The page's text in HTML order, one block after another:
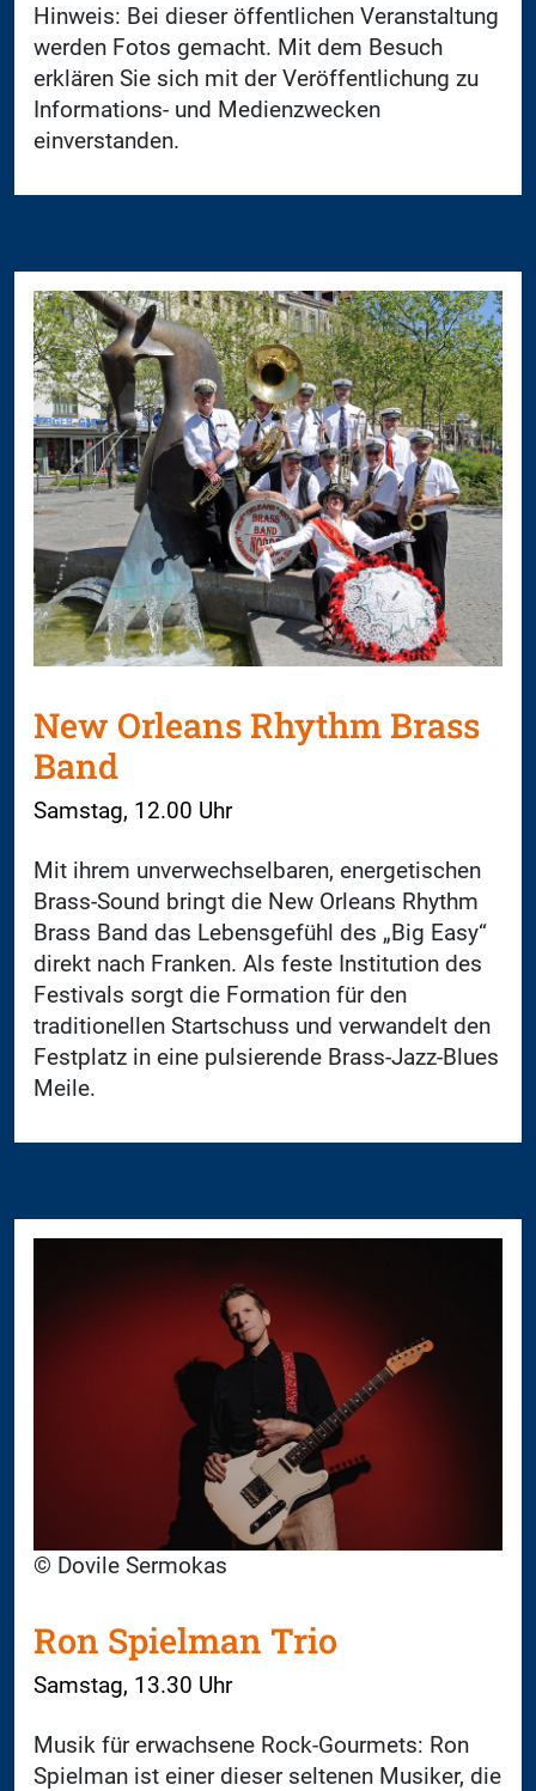
Hinweis: Bei dieser öffentlichen Veranstaltung
werden Fotos gemacht. Mit dem Besuch
erklären Sie sich mit der Veröffentlichung zu
Informations- und Medienzwecken
einverstanden.
New Orleans Rhythm Brass
Band
Samstag, 12.00 Uhr
Mit ihrem unverwechselbaren, energetischen
Brass-Sound bringt die New Orleans Rhythm
Brass Band das Lebensgefühl des „Big Easy“
direkt nach Franken. Als feste Institution des
Festivals sorgt die Formation für den
traditionellen Startschuss und verwandelt den
Festplatz in eine pulsierende Brass-Jazz-Blues
Meile.
© Dovile Sermokas
Ron Spielman Trio
Samstag, 13.30 Uhr
Musik für erwachsene Rock-Gourmets: Ron
Spielman ist einer dieser seltenen Musiker, die